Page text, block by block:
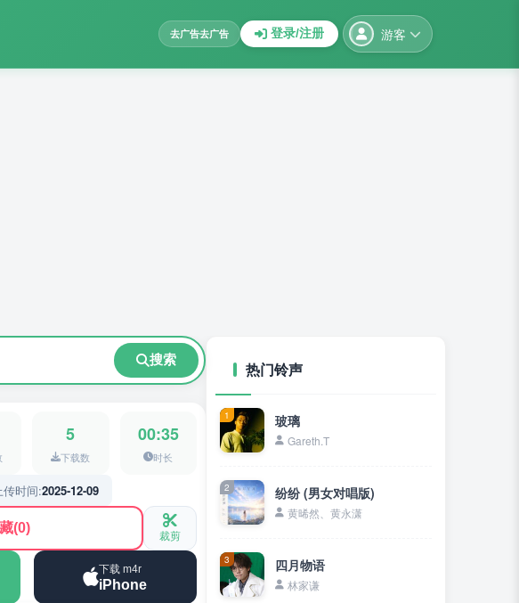
去广告去广告 登录/注册 游客
搜索
5
下载数
00:35
时长
传时间:2025-12-09
(0) 裁剪
下载 m4r
iPhone
热门铃声
1 玻璃
Gareth.T
2 纷纷 (男女对唱版)
黄晞然、黄永潇
3 四月物语
林家谦